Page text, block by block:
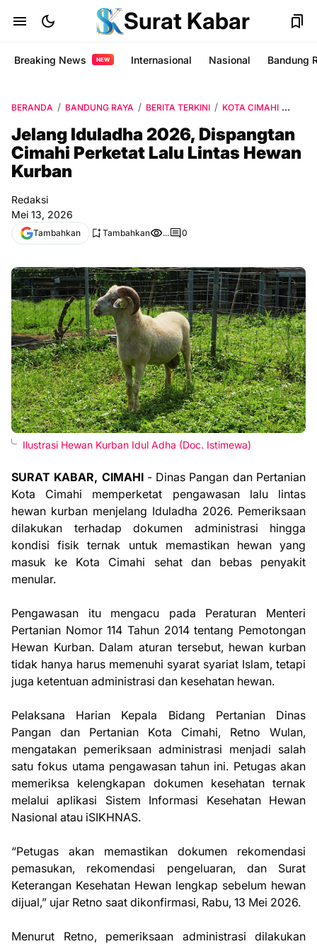
Surat Kabar
Breaking News NEW Internasional Nasional Bandung
BERANDA BANDUNG RAYA BERITA TERKINI KOTA CIMAHI
Jelang Iduladha 2026, Dispangtan
Cimahi Perketat Lalu Lintas Hewan
Kurban
Redaksi
Mei 13, 2026
Tambahkan Tambahkan ... 0
Ilustrasi Hewan Kurban Idul Adha (Doc. Istimewa)
SURAT KABAR, CIMAHI- Dinas Pangan dan Pertanian
Kota Cimahi memperketat pengawasan lalu lintas
hewan kurban menjelang Iduladha 2026. Pemeriksaan
dilakukan terhadap dokumen administrasi hingga
kondisi fisik ternak untuk memastikan hewan yang
masuk ke Kota Cimahi sehat dan bebas penyakit
menular.
Pengawasan itu mengacu pada Peraturan Menteri
Pertanian Nomor 114 Tahun 2014 tentang Pemotongan
Hewan Kurban. Dalam aturan tersebut, hewan kurban
tidak hanya harus memenuhi syarat syariat Islam, tetapi
juga ketentuan administrasi dan kesehatan hewan.
Pelaksana Harian Kepala Bidang Pertanian Dinas
Pangan dan Pertanian Kota Cimahi, Retno Wulan,
mengatakan pemeriksaan administrasi menjadi salah
satu fokus utama pengawasan tahun ini. Petugas akan
memeriksa kelengkapan dokumen kesehatan ternak
melalui aplikasi Sistem Informasi Kesehatan Hewan
Nasional atau iSIKHNAS.
“Petugas akan memastikan dokumen rekomendasi
pemasukan, rekomendasi pengeluaran, dan Surat
Keterangan Kesehatan Hewan lengkap sebelum hewan
dijual,” ujar Retno saat dikonfirmasi, Rabu, 13 Mei 2026.
Menurut Retno, pemeriksaan administrasi dilakukan